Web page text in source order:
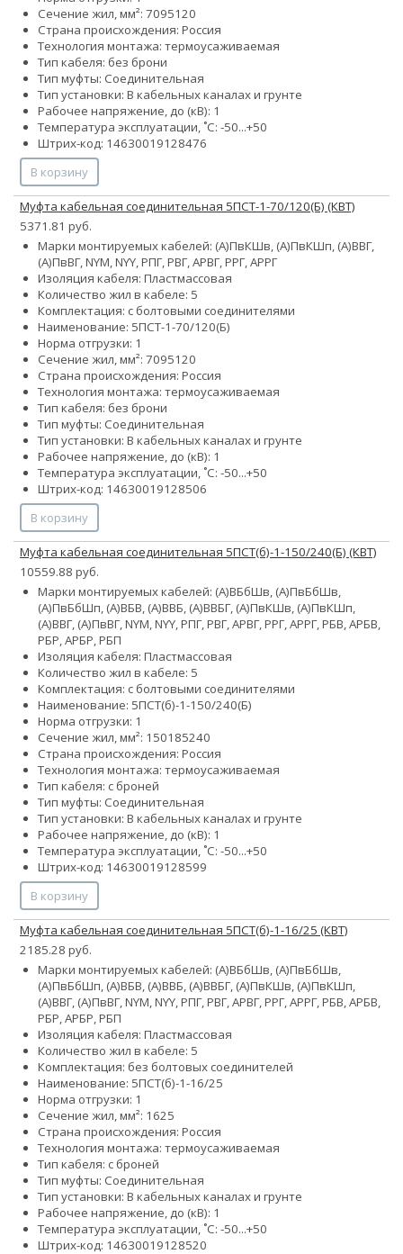
Сечение жил, мм²: 7095120
Страна происхождения: Россия
Технология монтажа: термоусаживаемая
Тип кабеля: без брони
Тип муфты: Соединительная
Тип установки: В кабельных каналах и грунте
Рабочее напряжение, до (кВ): 1
Температура эксплуатации, ˚С: -50...+50
Штрих-код: 14630019128476
В корзину
Муфта кабельная соединительная 5ПСТ-1-70/120(Б) (КВТ)
5371.81 руб.
Марки монтируемых кабелей: (А)ПвКШв, (А)ПвКШп, (А)ВВГ,
(А)ПвВГ, NYM, NYY, РПГ, РВГ, АРВГ, РРГ, АРРГ
Изоляция кабеля: Пластмассовая
Количество жил в кабеле: 5
Комплектация: с болтовыми соединителями
Наименование: 5ПСТ-1-70/120(Б)
Норма отгрузки: 1
Сечение жил, мм²: 7095120
Страна происхождения: Россия
Технология монтажа: термоусаживаемая
Тип кабеля: без брони
Тип муфты: Соединительная
Тип установки: В кабельных каналах и грунте
Рабочее напряжение, до (кВ): 1
Температура эксплуатации, ˚С: -50...+50
Штрих-код: 14630019128506
В корзину
Муфта кабельная соединительная 5ПСТ(б)-1-150/240(Б) (КВТ)
10559.88 руб.
Марки монтируемых кабелей: (А)ВБбШв, (А)ПвБбШв,
(А)ПвБбШп, (А)ВБВ, (А)ВВБ, (А)ВВБГ, (А)ПвКШв, (А)ПвКШп,
(А)ВВГ, (А)ПвВГ, NYM, NYY, РПГ, РВГ, АРВГ, РРГ, АРРГ, РБВ, АРБВ,
РБР, АРБР, РБП
Изоляция кабеля: Пластмассовая
Количество жил в кабеле: 5
Комплектация: с болтовыми соединителями
Наименование: 5ПСТ(б)-1-150/240(Б)
Норма отгрузки: 1
Сечение жил, мм²: 150185240
Страна происхождения: Россия
Технология монтажа: термоусаживаемая
Тип кабеля: с броней
Тип муфты: Соединительная
Тип установки: В кабельных каналах и грунте
Рабочее напряжение, до (кВ): 1
Температура эксплуатации, ˚С: -50...+50
Штрих-код: 14630019128599
В корзину
Муфта кабельная соединительная 5ПСТ(б)-1-16/25 (КВТ)
2185.28 руб.
Марки монтируемых кабелей: (А)ВБбШв, (А)ПвБбШв,
(А)ПвБбШп, (А)ВБВ, (А)ВВБ, (А)ВВБГ, (А)ПвКШв, (А)ПвКШп,
(А)ВВГ, (А)ПвВГ, NYM, NYY, РПГ, РВГ, АРВГ, РРГ, АРРГ, РБВ, АРБВ,
РБР, АРБР, РБП
Изоляция кабеля: Пластмассовая
Количество жил в кабеле: 5
Комплектация: без болтовых соединителей
Наименование: 5ПСТ(б)-1-16/25
Норма отгрузки: 1
Сечение жил, мм²: 1625
Страна происхождения: Россия
Технология монтажа: термоусаживаемая
Тип кабеля: с броней
Тип муфты: Соединительная
Тип установки: В кабельных каналах и грунте
Рабочее напряжение, до (кВ): 1
Температура эксплуатации, ˚С: -50...+50
Штрих-код: 14630019128520